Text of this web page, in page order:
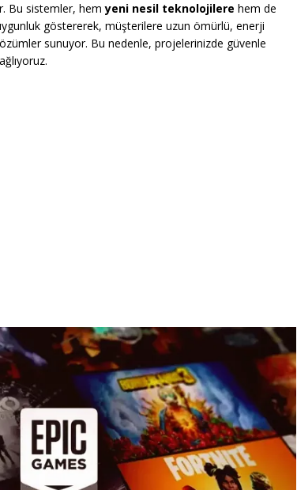
Bu sistemler, hemyeni nesil teknolojilere hem de
göstererek, müşterilere uzun ömürlü, enerji
sunuyor. Bu nedenle, projelerinizde güvenle